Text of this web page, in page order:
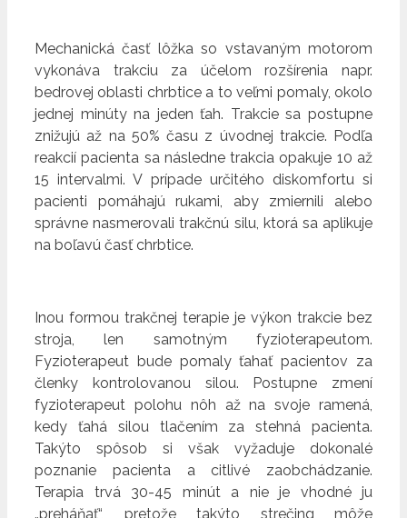
Mechanická časť lôžka so vstavaným motorom
vykonáva trakciu za účelom rozšírenia napr.
bedrovej oblasti chrbtice a to veľmi pomaly, okolo
jednej minúty na jeden ťah. Trakcie sa postupne
znižujú až na 50% času z úvodnej trakcie. Podľa
reakcií pacienta sa následne trakcia opakuje 10 až
15 intervalmi. V prípade určitého diskomfortu si
pacienti pomáhajú rukami, aby zmiernili alebo
správne nasmerovali trakčnú silu, ktorá sa aplikuje
na boľavú časť chrbtice.
Inou formou trakčnej terapie je výkon trakcie bez
stroja, len samotným fyzioterapeutom.
Fyzioterapeut bude pomaly ťahať pacientov za
členky kontrolovanou silou. Postupne zmení
fyzioterapeut polohu nôh až na svoje ramená,
kedy ťahá silou tlačením za stehná pacienta.
Takýto spôsob si však vyžaduje dokonalé
poznanie pacienta a citlivé zaobchádzanie.
Terapia trvá 30-45 minút a nie je vhodné ju
„preháňať“, pretože takýto strečing môže